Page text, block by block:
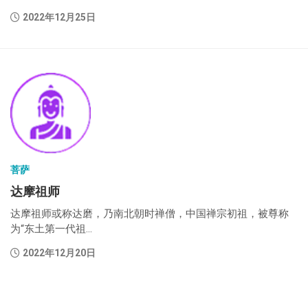
2022年12月25日
菩萨
达摩祖师
达摩祖师或称达磨，乃南北朝时禅僧，中国禅宗初祖，被尊称
为“东土第一代祖...
2022年12月20日